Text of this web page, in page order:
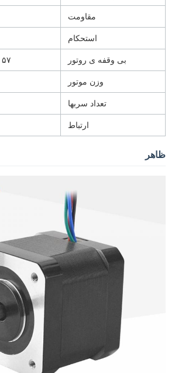
مقاومت
استحکام
بی وقفه ی روتور ۵۷ گرم سانتی متر مربع
وزن موتور
تعداد سربها
ارتباط
ظاهر